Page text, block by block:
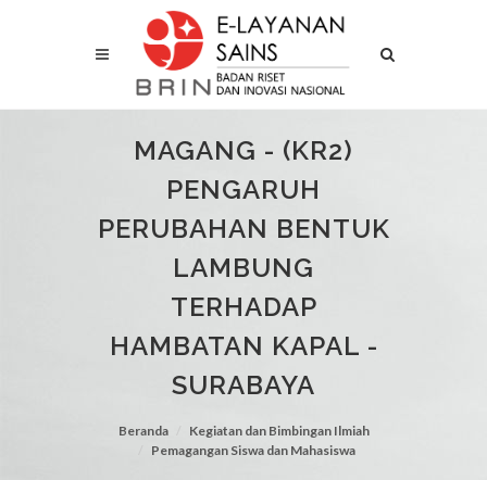
MAGANG - (KR2)
PENGARUH
PERUBAHAN BENTUK
LAMBUNG
TERHADAP
HAMBATAN KAPAL -
SURABAYA
Beranda
Kegiatan dan Bimbingan Ilmiah
Pemagangan Siswa dan Mahasiswa